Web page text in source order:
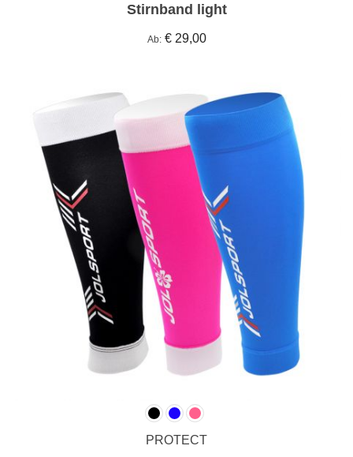
Stirnband light
Ab € 29,00
PROTECT